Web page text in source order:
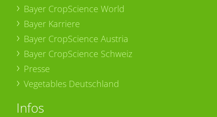
Bayer CropScience World
Bayer Karriere
Bayer CropScience Austria
Bayer CropScience Schweiz
Presse
Vegetables Deutschland
Infos